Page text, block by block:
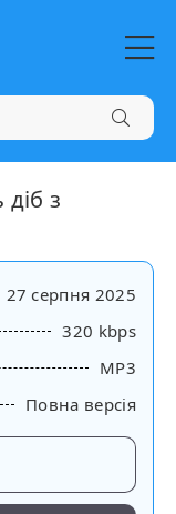
з
27 серпня 2025
320 kbps
MP3
Повна версія